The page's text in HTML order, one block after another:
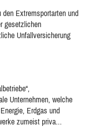
Extremsportarten und
gesetzlichen
Unfallversicherung
Unternehmen, welche
Erdgas und
zumeist priva...